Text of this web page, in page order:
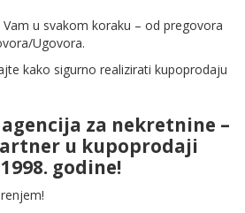
u svakom koraku – od pregovora
Ugovora.
kako sigurno realizirati kupoprodaju
za nekretnine –
u kupoprodaji
godine!